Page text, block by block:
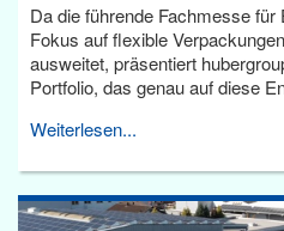
Da die führende Fachmesse
Fokus auf flexible
ausweitet, präsentiert
Portfolio, das genau auf diese
Weiterlesen...